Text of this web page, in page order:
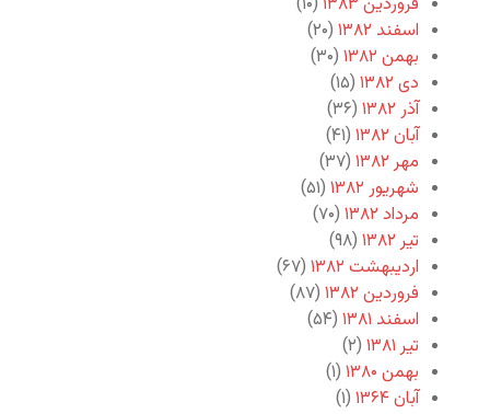
اسفند ۱۳۸۲
(۲۰)
بهمن ۱۳۸۲
(۳۰)
دی ۱۳۸۲
(۱۵)
آذر ۱۳۸۲
(۳۶)
آبان ۱۳۸۲
(۴۱)
مهر ۱۳۸۲
(۳۷)
شهریور ۱۳۸۲
(۵۱)
مرداد ۱۳۸۲
(۷۰)
تیر ۱۳۸۲
(۹۸)
اردیبهشت ۱۳۸۲
(۶۷)
فروردین ۱۳۸۲
(۸۷)
اسفند ۱۳۸۱
(۵۴)
تیر ۱۳۸۱
(۲)
بهمن ۱۳۸۰
(۱)
آبان ۱۳۶۴
(۱)